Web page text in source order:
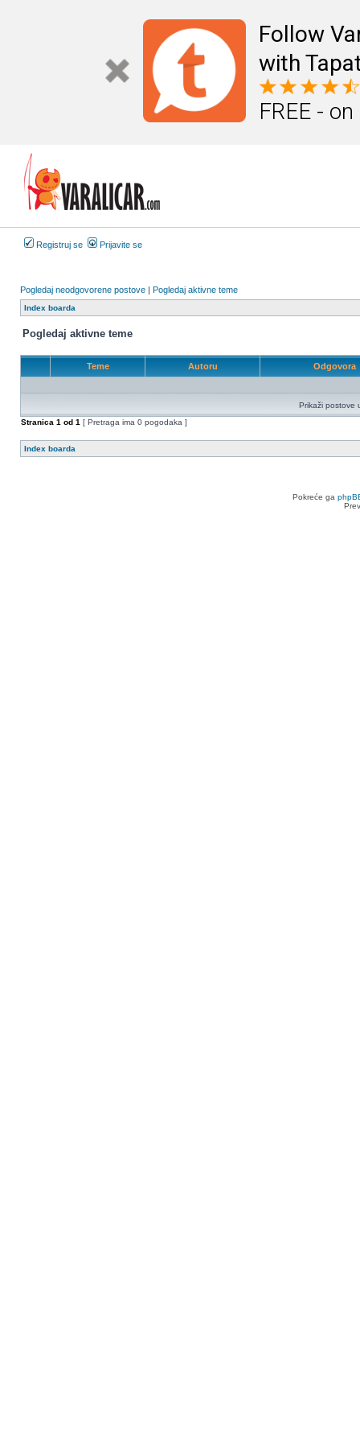
Follow
with
FREE -
Registruj se Prijavite se
Pogledaj neodgovorene postove | Pogledaj aktivne teme
Index boarda
Pogledaj aktivne teme
Teme Autoru Odgovora
Prikaži postove
Stranica 1 od 1 [ Pretraga ima 0 pogodaka ]
Index boarda
Pokreće ga